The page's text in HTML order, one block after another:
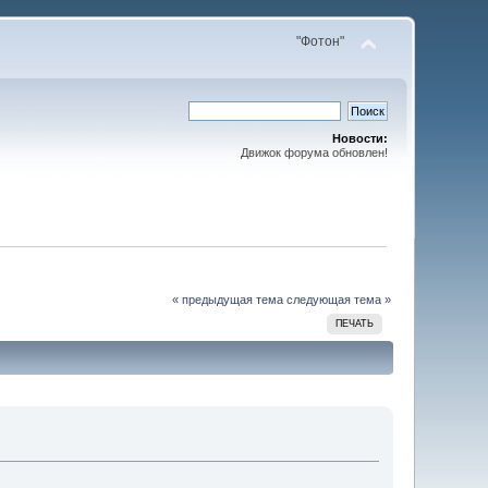
"Фотон"
Новости:
Движок форума обновлен!
« предыдущая тема следующая тема »
ПЕЧАТЬ